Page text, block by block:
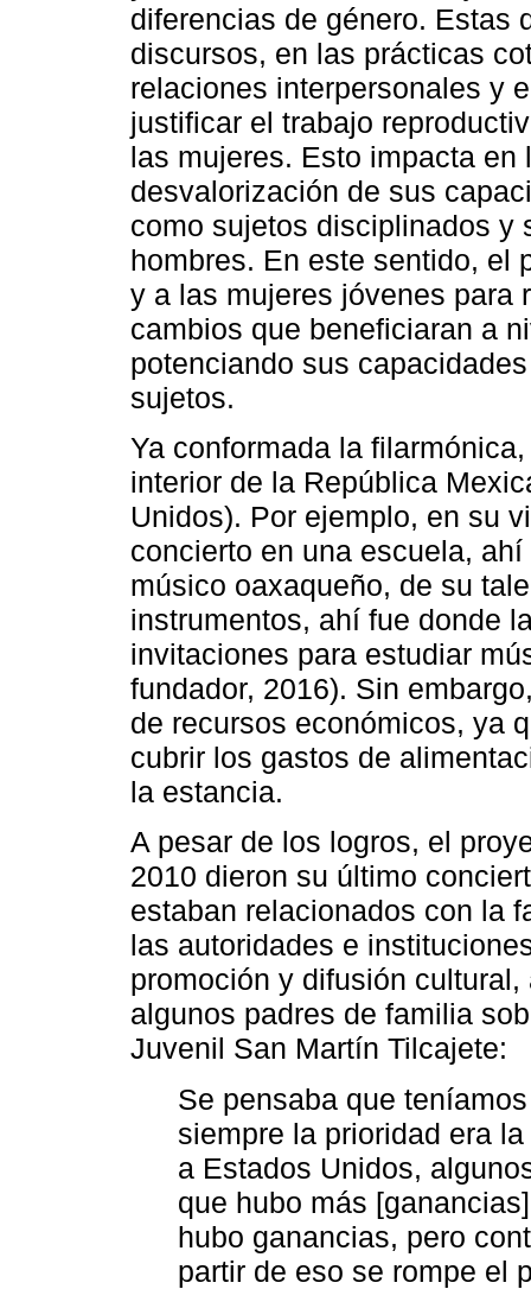
diferencias de género. Estas
discursos, en las prácticas
relaciones interpersonales y
justificar el trabajo
las mujeres. Esto impacta
desvalorización de sus
como sujetos disciplinados y
hombres. En este sentido, el
y a las mujeres jóvenes para
cambios que beneficiaran a
potenciando sus
sujetos.
Ya conformada la
interior de la República
Unidos). Por ejemplo, en su
concierto en una escuela,
músico oaxaqueño, de su
instrumentos, ahí fue donde
invitaciones para estudiar
fundador, 2016). Sin
de recursos económicos, ya
cubrir los gastos de
la estancia.
A pesar de los logros, el
2010 dieron su último
estaban relacionados con la
las autoridades e
promoción y difusión
algunos padres de familia
Juvenil San Martín Tilcajete:
Se pensaba que
siempre la prioridad era
a Estados Unidos,
que hubo más
hubo ganancias, pero
partir de eso se rompe el